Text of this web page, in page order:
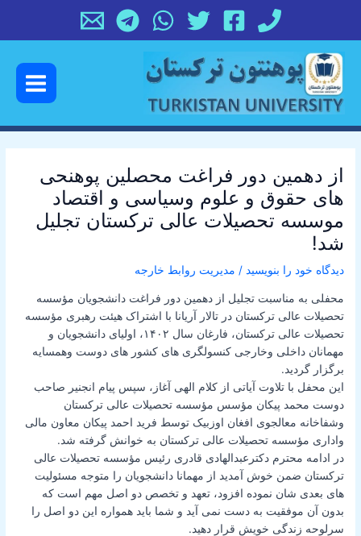
محتوا
Menu
از دهمین دور فراغت محصلین پوهنحی
های حقوق و علوم وسیاسی و اقتصاد
موسسه تحصیلات عالی ترکستان تجلیل
شد!
دیدگاه‌ خود را بنویسید / مدیریت روابط خارجه
محفلی به مناسبت‌ تجلیل از دهمین دور فراغت دانشجویان مؤسسه
تحصیلات عالی ترکستان در تالار آریانا با اشتراک هیئت رهبری مؤسسه
تحصیلات عالی ترکستان، فارغان سال ۱۴۰۲، اولیای دانشجویان و
مهمانان داخلی وخارجی کنسولگری های کشور های دوست وهمسایه
برگزار گردید.
این محفل با تلاوت آیاتی از کلام الهی آغاز، سپس پیام انجنیر صاحب
دوست محمد پیکان مؤسس مؤسسه تحصیلات عالی ترکستان
وشفاخانه معالجوی افغان اوزبیک توسط فرید احمد پیکان معاون مالی
واداری مؤسسه تحصیلات عالی ترکستان به خوانش گرفته شد.
در ادامه محترم دکترعبدالهادی قادری رئیس مؤسسه تحصیلات عالی
ترکستان ضمن خوش آمدید از مهمانا دانشجویان را متوجه مسئولیت
های بعدی شان نموده افزود، تعهد و تخصص دو اصل مهم است که
بدون آن موفقیت به دست نمی آید و شما باید همواره این دو اصل را
سرلوحه زندگی خویش قرار دهید.